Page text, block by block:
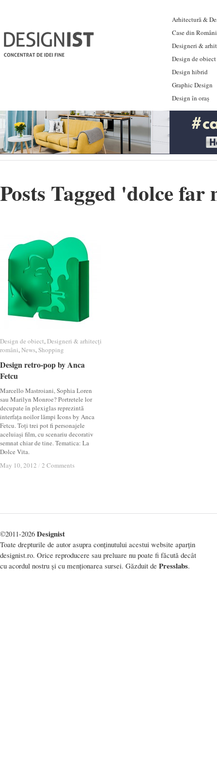
Arhitectură &
Case din
Designeri &
Design de obiect
Design hibrid
Graphic Design
Design în oraș
Posts Tagged 'dolce far
Design de obiect,Designeri & arhitecți
români,News,Shopping
Design retro-pop by Anca
Fetcu
Marcello Mastroiani, Sophia Loren
sau Marilyn Monroe? Portretele lor
decupate în plexiglas reprezintă
interfața noilor lămpi Icons by Anca
Fetcu. Toți trei pot fi personajele
aceluiași film, cu scenariu decorativ
semnat chiar de tine. Tematica: La
Dolce Vita.
May 10, 2012 / 2 Comments
Design de obiect Designeri & arhitecți
români News Shopping
Design retro-pop by Anca
Fetcu
May 10, 2012 / 2 Comments
©2011-2026 Designist
Toate drepturile de autor asupra conținutului acestui website aparțin
designist.ro. Orice reproducere sau preluare nu poate fi făcută decât
cu acordul nostru și cu menționarea sursei. Găzduit de Presslabs.